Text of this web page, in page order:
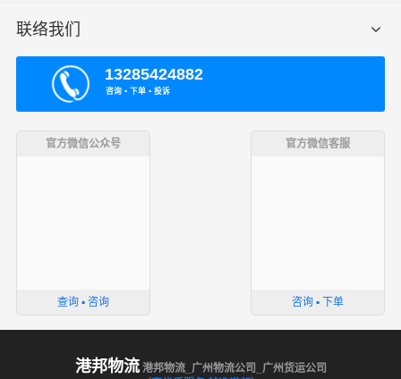
联络我们
13285424882
咨询 ▪ 下单 ▪ 投诉
官方微信公众号
查询 ▪ 咨询
官方微信客服
咨询 ▪ 下单
港邦物流港邦物流_广州物流公司_广州货运公司